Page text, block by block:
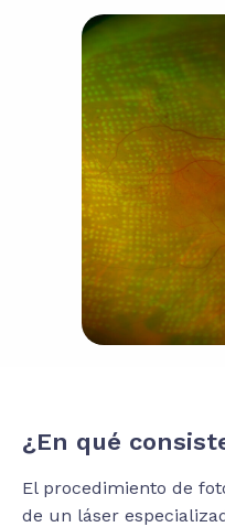
¿En qué
El procedimiento de
de un láser